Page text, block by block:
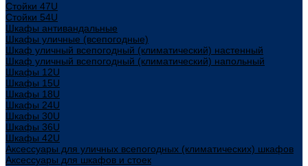
Стойки 47U
Стойки 54U
Шкафы антивандальные
Шкафы уличные (всепогодные)
Шкаф уличный всепогодный (климатический) настенный
Шкаф уличный всепогодный (климатический) напольный
Шкафы 12U
Шкафы 15U
Шкафы 18U
Шкафы 24U
Шкафы 30U
Шкафы 36U
Шкафы 42U
Аксессуары для уличных всепогодных (климатических) шкафов
Аксессуары для шкафов и стоек